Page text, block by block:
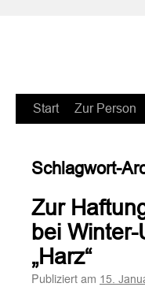
Zum
springen
Start Zur Person
Schlagwort-
Zur
bei
„Harz“
Publiziert am 15.